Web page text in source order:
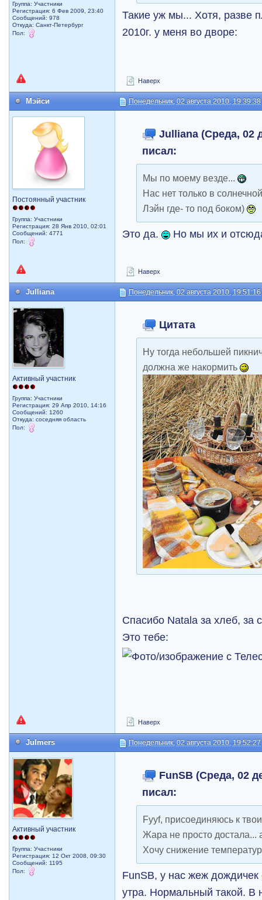
Группа: Участники
Регистрация: 6 Фев 2009, 23:40
Сообщений: 978
Откуда: Санкт-Петербург
Пол:
Такие уж мы... Хотя, разве
2010г. у меня во дворе:
Наверх
Мэйси Понедельник, 02 августа 2010, 19:39:38
Постоянный участник
Группа: Участники
Регистрация: 28 Янв 2010, 02:01
Сообщений: 4771
Пол:
Julliana (Среда, 02
писал:
Мы по моему везде...
Нас нет только в
Лэйн где- то под боком)
Это да. Но мы их и
Наверх
Julliana Понедельник, 02 августа 2010, 19:51:16
Активный участник
Группа: Участники
Регистрация: 29 Апр 2010, 14:16
Сообщений: 1260
Откуда: соседняя область
Пол:
Цитата
Ну тогда небольшей
должна же накормить
Спасибо Natala за хлеб, за
Это тебе:
Наверх
Julmers Понедельник, 02 августа 2010, 19:52:27
Активный участник
Группа: Участники
Регистрация: 12 Окт 2008, 09:30
Сообщений: 1195
Пол:
FunSB (Среда, 02
писал:
Fyyf, присоединяюсь к
Жара не просто достала...
Хочу снижение
FunSB, у нас жеж
утра. Нормальный такой. В